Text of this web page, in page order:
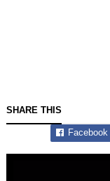
SHARE THIS
Facebook